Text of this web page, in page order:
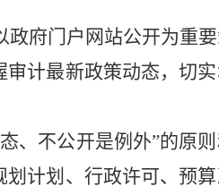
政府门户网站公开为重
计最新政策动态，切
、不公开是例外”的原
计划、行政许可、预